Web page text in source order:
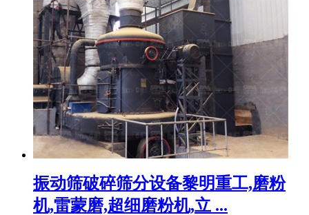
振动筛破碎筛分设备黎明重工,磨粉
机,雷蒙磨,超细磨粉机,立 ...